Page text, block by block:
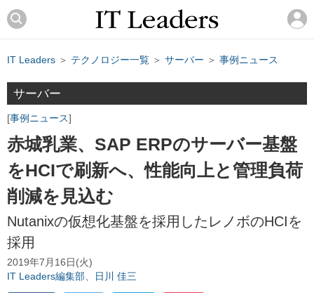
IT Leaders ＞ テクノロジー一覧 ＞ サーバー ＞ 事例ニュース
サーバー
事例ニュース
赤城乳業、SAP ERPのサーバー基盤
をHCIで刷新へ、性能向上と管理負荷
削減を見込む
Nutanixの仮想化基盤を採用したレノボのHCIを
採用
2019年7月16日(火)
IT Leaders編集部、日川 佳三